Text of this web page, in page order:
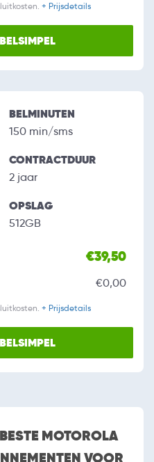
+ Prijsdetails
BELMINUTEN
150 min/sms
CONTRACTDUUR
2 jaar
OPSLAG
512GB
€39,50
€0,00
+ Prijsdetails
MOTOROLA
VOOR